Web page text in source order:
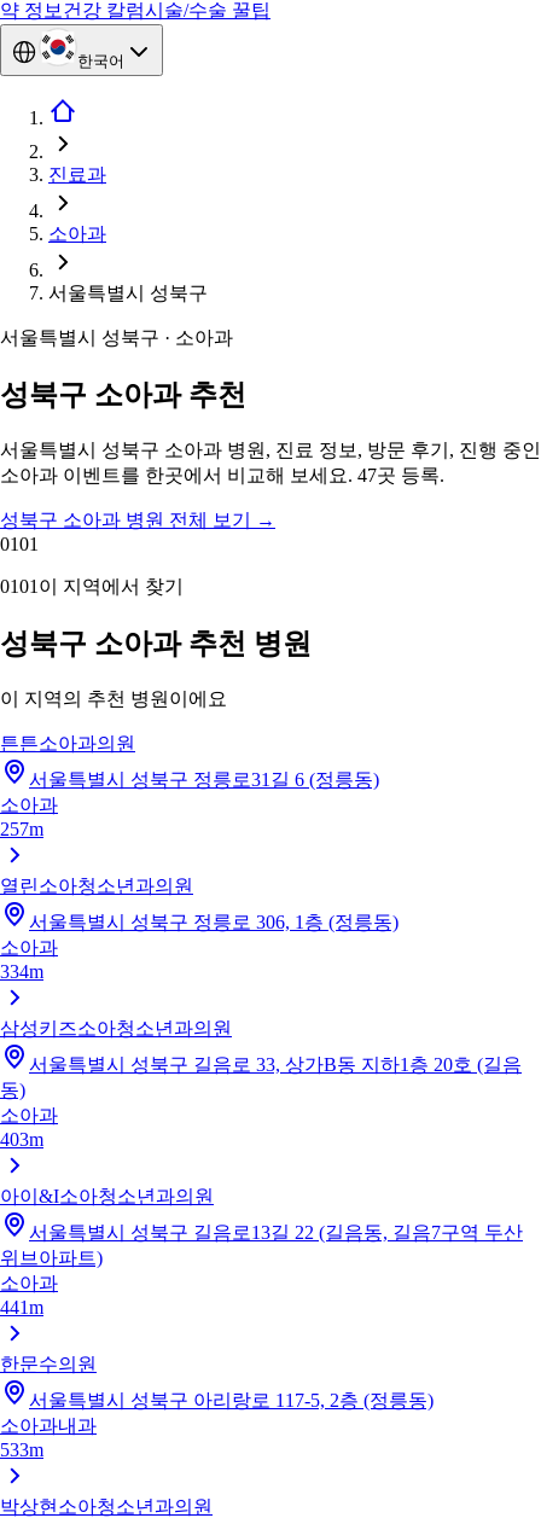
약 정보 건강 칼럼시술/수술 꿀팁
한국어
진료과
소아과
서울특별시 성북구
서울특별시 성북구 · 소아과
성북구 소아과 추천
서울특별시 성북구 소아과 병원, 진료 정보, 방문 후기, 진행 중인
소아과 이벤트를 한곳에서 비교해 보세요. 47곳 등록.
성북구 소아과 병원 전체 보기
→
0101
0101 이 지역에서 찾기
성북구 소아과 추천 병원
이 지역의 추천 병원이에요
튼튼소아과의원
서울특별시 성북구 정릉로31길 6 (정릉동)
소아과
257m
열린소아청소년과의원
서울특별시 성북구 정릉로 306, 1층 (정릉동)
소아과
334m
삼성키즈소아청소년과의원
서울특별시 성북구 길음로 33, 상가B동 지하1층 20호 (길음
동)
소아과
403m
아이&I소아청소년과의원
서울특별시 성북구 길음로13길 22 (길음동, 길음7구역 두산
위브아파트)
소아과
441m
한문수의원
서울특별시 성북구 아리랑로 117-5, 2층 (정릉동)
소아과내과
533m
박상현소아청소년과의원